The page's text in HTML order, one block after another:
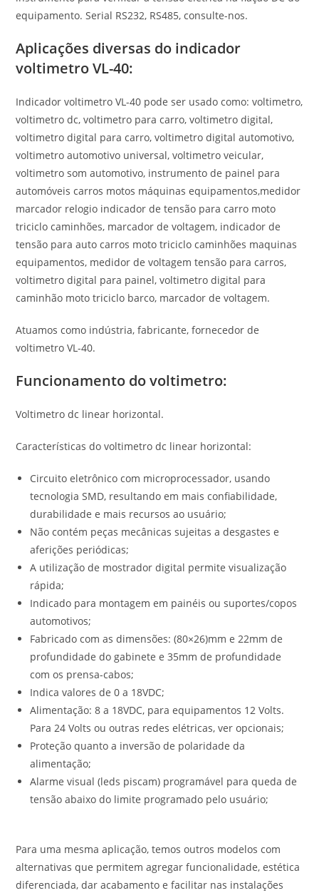
equipamento. Serial RS232, RS485, consulte-nos.
Aplicações diversas do indicador
voltimetro VL-40:
Indicador voltimetro VL-40 pode ser usado como: voltimetro,
voltimetro dc, voltimetro para carro, voltimetro digital,
voltimetro digital para carro, voltimetro digital automotivo,
voltimetro automotivo universal, voltimetro veicular,
voltimetro som automotivo, instrumento de painel para
automóveis carros motos máquinas equipamentos,medidor
marcador relogio indicador de tensão para carro moto
triciclo caminhões, marcador de voltagem, indicador de
tensão para auto carros moto triciclo caminhões maquinas
equipamentos, medidor de voltagem tensão para carros,
voltimetro digital para painel, voltimetro digital para
caminhão moto triciclo barco, marcador de voltagem.
Atuamos como indústria, fabricante, fornecedor de
voltimetro VL-40.
Funcionamento do voltimetro:
Voltimetro dc linear horizontal.
Características do voltimetro dc linear horizontal:
Circuito eletrônico com microprocessador, usando
tecnologia SMD, resultando em mais confiabilidade,
durabilidade e mais recursos ao usuário;
Não contém peças mecânicas sujeitas a desgastes e
aferições periódicas;
A utilização de mostrador digital permite visualização
rápida;
Indicado para montagem em painéis ou suportes/copos
automotivos;
Fabricado com as dimensões: (80×26)mm e 22mm de
profundidade do gabinete e 35mm de profundidade
com os prensa-cabos;
Indica valores de 0 a 18VDC;
Alimentação: 8 a 18VDC, para equipamentos 12 Volts.
Para 24 Volts ou outras redes elétricas, ver opcionais;
Proteção quanto a inversão de polaridade da
alimentação;
Alarme visual (leds piscam) programável para queda de
tensão abaixo do limite programado pelo usuário;
Para uma mesma aplicação, temos outros modelos com
alternativas que permitem agregar funcionalidade, estética
diferenciada, dar acabamento e facilitar nas instalações